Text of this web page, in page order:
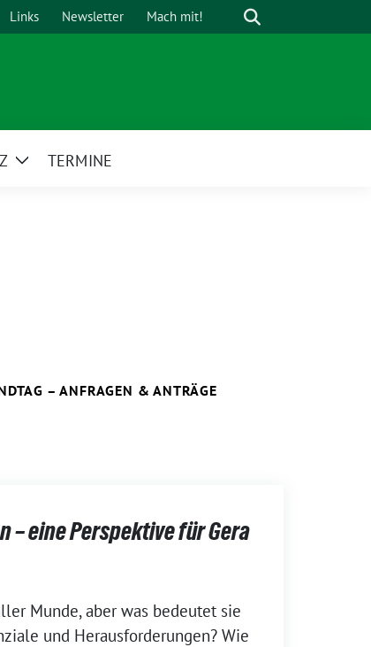
Links Newsletter Mach mit! Suche
ZeigeTERMINE
– ANFRAGEN & ANTRÄGE
– eine Perspektive für Gera
Munde, aber was bedeutet sie
und Herausforderungen? Wie